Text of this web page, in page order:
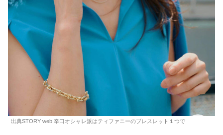
出典STORY web 辛口オシャレ派はティファニーのブレスレット１つで